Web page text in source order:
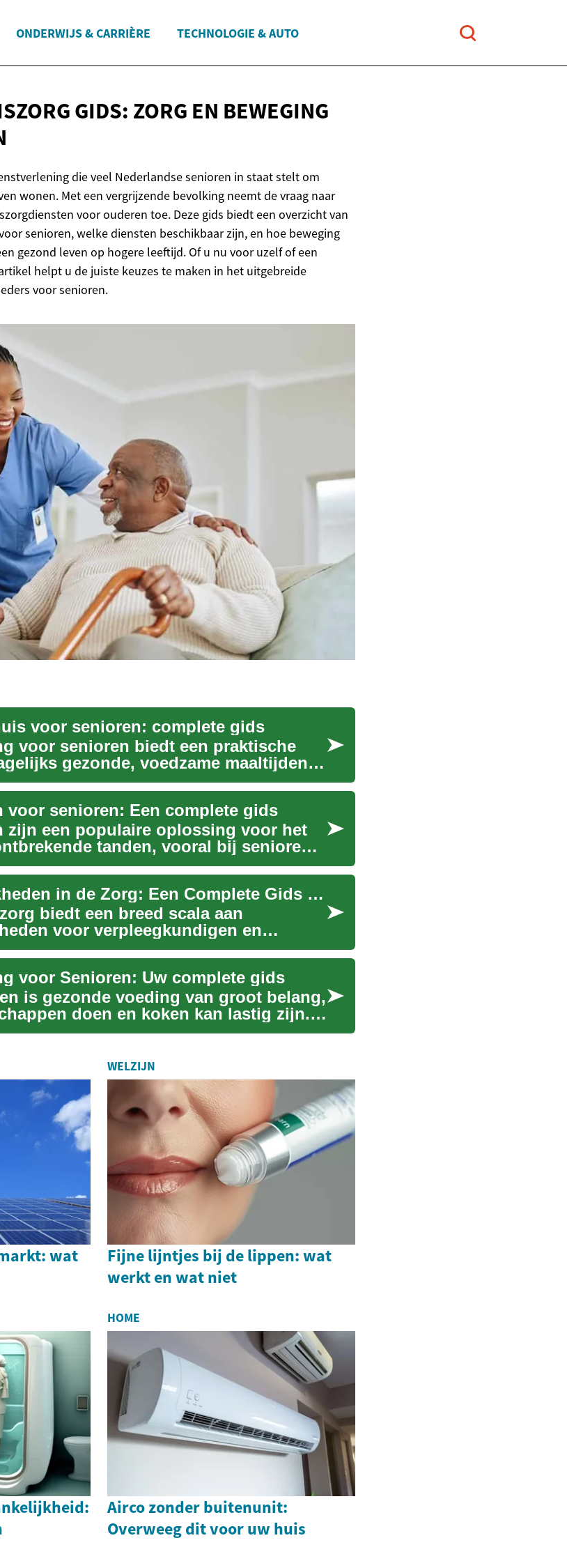
ONDERWIJS & CARRIÈRE TECHNOLOGIE & AUTO
GIDS: ZORG EN BEWEGING
die veel Nederlandse senioren in staat stelt om
wonen. Met een vergrijzende bevolking neemt de vraag naar
voor ouderen toe. Deze gids biedt een overzicht van
senioren, welke diensten beschikbaar zijn, en hoe beweging
gezond leven op hogere leeftijd. Of u nu voor uzelf of een
helpt u de juiste keuzes te maken in het uitgebreide
voor senioren.
voor senioren: complete gids
voor senioren biedt een praktische
gezonde, voedzame maaltijden te
voor senioren: Een complete gids
zijn een populaire oplossing voor het
tanden, vooral bij senioren.
Carrièremogelijkheden in de Zorg: Een Complete Gids voor Verpleegkundigen en Verzorgenden
biedt een breed scala aan
voor verpleegkundigen en
een gro...
voor Senioren: Uw complete gids
is gezonde voeding van groot belang,
doen en koken kan lastig zijn.
wat
WELZIJN
Fijne lijntjes bij de lippen: wat
werkt en wat niet
HOME
Airco zonder buitenunit:
Overweeg dit voor uw huis